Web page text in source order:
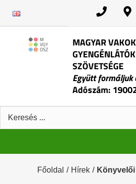
MAGYAR
SZÖVETSÉGE
Együtt formáljuk
Adószám:
Keresés:
Főoldal / Hírek /